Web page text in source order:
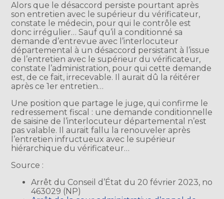
Alors que le désaccord persiste pourtant après
son entretien avec le supérieur du vérificateur,
constate le médecin, pour qui le contrôle est
donc irrégulier… Sauf qu’il a conditionné sa
demande d’entrevue avec l’interlocuteur
départemental à un désaccord persistant à l’issue
de l’entretien avec le supérieur du vérificateur,
constate l’administration, pour qui cette demande
est, de ce fait, irrecevable. Il aurait dû la réitérer
après ce 1er entretien…
Une position que partage le juge, qui confirme le
redressement fiscal : une demande conditionnelle
de saisine de l’interlocuteur départemental n’est
pas valable. Il aurait fallu la renouveler après
l’entretien infructueux avec le supérieur
hiérarchique du vérificateur…
Source :
Arrêt du Conseil d’État du 20 février 2023, no
463029 (NP)